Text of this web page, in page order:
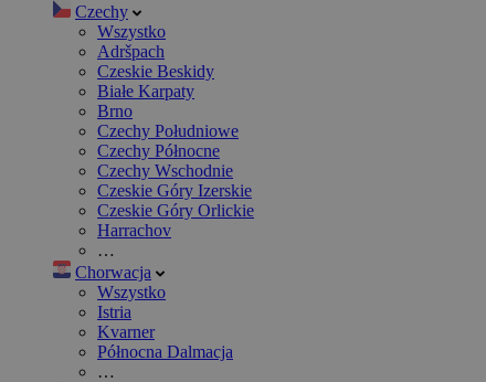
Czechy
Wszystko
Adršpach
Czeskie Beskidy
Białe Karpaty
Brno
Czechy Południowe
Czechy Północne
Czechy Wschodnie
Czeskie Góry Izerskie
Czeskie Góry Orlickie
Harrachov
…
Chorwacja
Wszystko
Istria
Kvarner
Północna Dalmacja
…